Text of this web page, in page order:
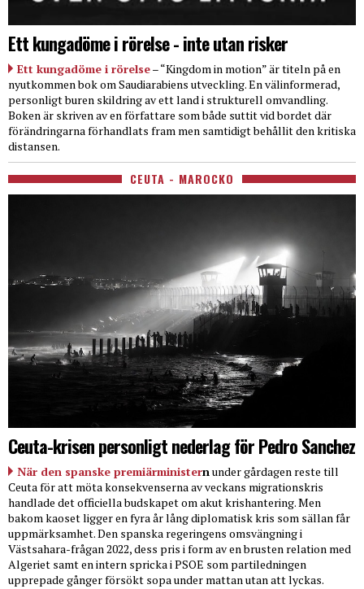
Ett kungadöme i rörelse - inte utan risker
Ett kungadöme i rörelse– “Kingdom in motion” är titeln på en
nyutkommen bok om Saudiarabiens utveckling. En välinformerad,
personligt buren skildring av ett land i strukturell omvandling.
Boken är skriven av en författare som både suttit vid bordet där
förändringarna förhandlats fram men samtidigt behållit den kritiska
distansen.
CEUTA - MAROCKO
Ceuta-krisen personligt nederlag för Pedro Sanchez
När den spanske premiärministernunder gårdagen reste till
Ceuta för att möta konsekvenserna av veckans migrationskris
handlade det officiella budskapet om akut krishantering. Men
bakom kaoset ligger en fyra år lång diplomatisk kris som sällan får
uppmärksamhet. Den spanska regeringens omsvängning i
Västsahara-frågan 2022, dess pris i form av en brusten relation med
Algeriet samt en intern spricka i PSOE som partiledningen
upprepade gånger försökt sopa under mattan utan att lyckas.